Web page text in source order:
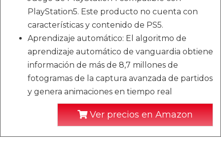
PlayStation5. Este producto no cuenta con
características y contenido de PS5.
Aprendizaje automático: El algoritmo de
aprendizaje automático de vanguardia obtiene
información de más de 8,7 millones de
fotogramas de la captura avanzada de partidos
y genera animaciones en tiempo real
Ver precios en Amazon